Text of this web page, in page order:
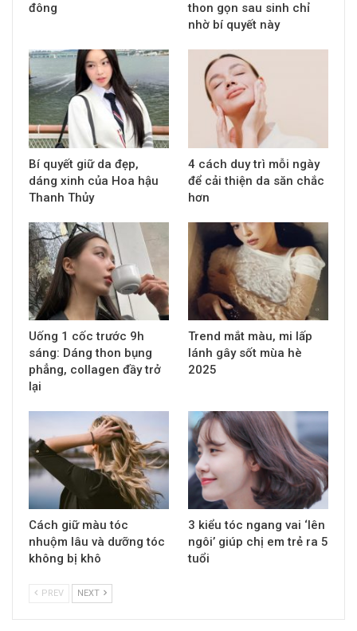
đông
thon gọn sau sinh chỉ
nhờ bí quyết này
Bí quyết giữ da đẹp,
dáng xinh của Hoa hậu
Thanh Thủy
4 cách duy trì mỗi ngày
để cải thiện da săn chắc
hơn
Uống 1 cốc trước 9h
sáng: Dáng thon bụng
phẳng, collagen đầy trở
lại
Trend mắt màu, mi lấp
lánh gây sốt mùa hè
2025
Cách giữ màu tóc
nhuộm lâu và dưỡng tóc
không bị khô
3 kiểu tóc ngang vai ‘lên
ngôi’ giúp chị em trẻ ra 5
tuổi
PREV NEXT